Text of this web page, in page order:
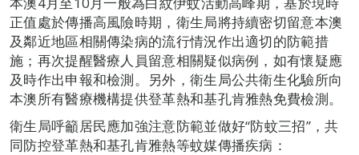
正值處於傳播高風險時期，衛生局將持續密切留意本澳
及鄰近地區相關傳染病的流行情況作出適切的防範措
施；再次提醒醫療人員留意相關疑似病例，如有懷疑應
及時作出申報和檢測。另外，衛生局公共衛生化驗所向
本澳所有醫療機構提供登革熱和基孔肯雅熱免費檢測。
衛生局呼籲居民應加強注意防範並做好“防蚊三招”，共
同防控登革熱和基孔肯雅熱等蚊媒傳播疾病：